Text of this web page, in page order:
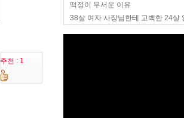
떡정이 무서운 이유
38살 여자 사장님한테 고백한 24살
추천 : 1